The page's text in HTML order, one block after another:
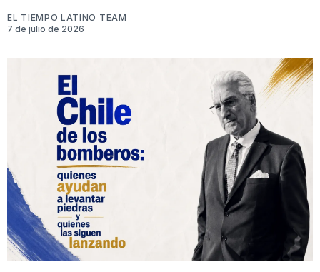
EL TIEMPO LATINO TEAM
7 de julio de 2026